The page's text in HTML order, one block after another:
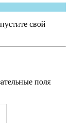
свой
поля